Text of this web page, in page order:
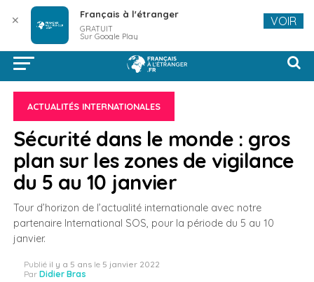
ACTUALITÉS INTERNATIONALES
Sécurité dans le monde : gros
plan sur les zones de vigilance
du 5 au 10 janvier
Tour d’horizon de l’actualité internationale avec notre
partenaire International SOS, pour la période du 5 au 10
janvier.
Publié il y a 5 ans le 5 janvier 2022
Par Didier Bras
✕ Français à l'étranger
GRATUIT
Sur Google Play
VOIR